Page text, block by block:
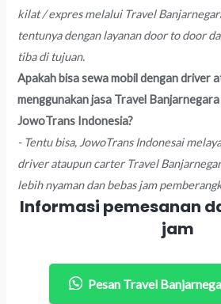
kilat / expres melalui Travel
tentunya dengan layanan door to door
tiba di tujuan.
Apakah bisa sewa mobil dengan driver
menggunakan jasa Travel
JowoTrans Indonesia?
- Tentu bisa, JowoTrans Indonesai
driver ataupun carter Travel
lebih nyaman dan bebas jam
Informasi pemesanan
jam
Pesan Travel